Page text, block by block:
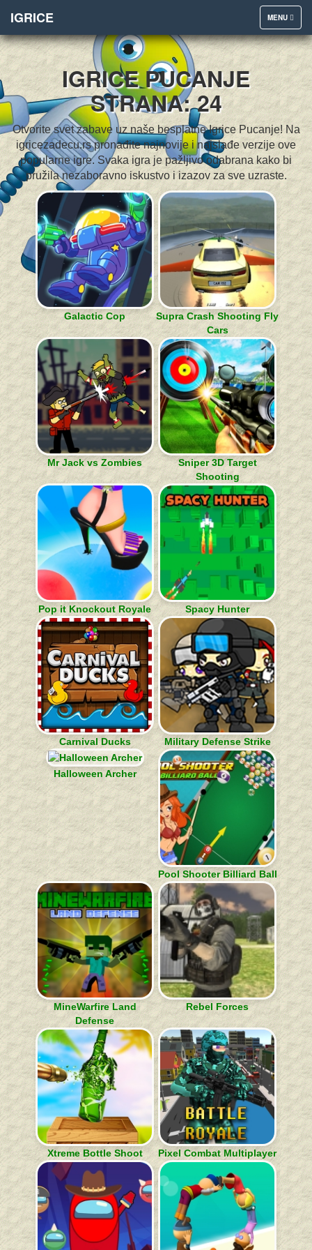
TOGGLE
NAVIGATION
MENU
IGRICE
IGRICE PUCANJE
STRANA: 24
Otvorite svet zabave uz naše besplatne Igrice Pucanje! Na
igricezadecu.rs pronađite najnovije i najslađe verzije ove
popularne igre. Svaka igra je pažljivo odabrana kako bi
pružila nezaboravno iskustvo i izazov za sve uzraste.
Galactic Cop
Supra Crash Shooting Fly
Cars
Mr Jack vs Zombies
Sniper 3D Target
Shooting
Pop it Knockout Royale Spacy Hunter
Carnival Ducks Military Defense Strike
Halloween Archer
Pool Shooter Billiard Ball
MineWarfire Land
Defense
Rebel Forces
Xtreme Bottle Shoot Pixel Combat Multiplayer